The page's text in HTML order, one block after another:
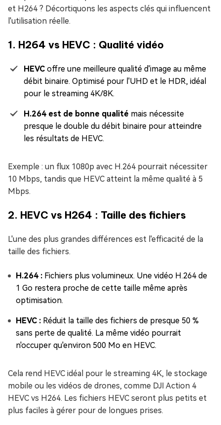
et H264 ? Décortiquons les aspects clés qui influencent
l'utilisation réelle.
1. H264 vs HEVC : Qualité vidéo
HEVC offre une meilleure qualité d'image au même
débit binaire. Optimisé pour l'UHD et le HDR, idéal
pour le streaming 4K/8K.
H.264 est de bonne qualité mais nécessite
presque le double du débit binaire pour atteindre
les résultats de HEVC.
Exemple : un flux 1080p avec H.264 pourrait nécessiter
10 Mbps, tandis que HEVC atteint la même qualité à 5
Mbps.
2. HEVC vs H264 : Taille des fichiers
L'une des plus grandes différences est l'efficacité de la
taille des fichiers.
H.264 : Fichiers plus volumineux. Une vidéo H.264 de
1 Go restera proche de cette taille même après
optimisation.
HEVC : Réduit la taille des fichiers de presque 50 %
sans perte de qualité. La même vidéo pourrait
n'occuper qu'environ 500 Mo en HEVC.
Cela rend HEVC idéal pour le streaming 4K, le stockage
mobile ou les vidéos de drones, comme DJI Action 4
HEVC vs H264. Les fichiers HEVC seront plus petits et
plus faciles à gérer pour de longues prises.